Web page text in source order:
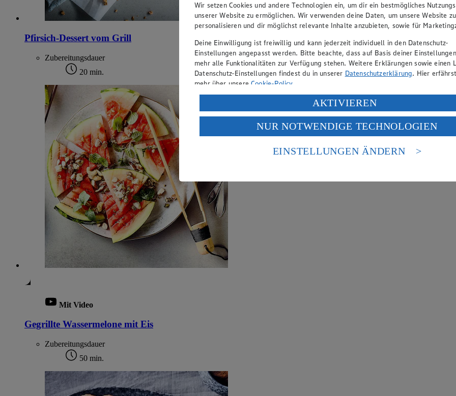
Pfirsich-Dessert vom Grill
Zubereitungsdauer
20 min.
Mit Video
Gegrillte Wassermelone mit Eis
Zubereitungsdauer
50 min.
Wir setzen Cookies und andere Technologien ein, um dir ein bestmögliches
unserer Website zu ermöglichen. Wir verwenden deine Daten, um unsere Website zu
personalisieren und dir möglichst relevante Inhalte anzubieten, sowie für
Deine Einwilligung ist freiwillig und kann jederzeit individuell in den Datenschutz-
Einstellungen angepasst werden. Bitte beachte, dass auf Basis deiner
mehr alle Funktionalitäten zur Verfügung stehen. Weitere Erklärungen sowie einen
Datenschutz-Einstellungen findest du in unserer Datenschutzerklärung. Hier
mehr über unsereCookie-Policy.
Verarbeitung deiner personenbezogenen Daten in den USA durch Facebook und
Wenn du auf „Aktivieren“ klickst, willigst du im Sinne des Art. 49 Abs. 1 Satz 1 lit.
ein, dass deine Daten in den USA verarbeitet werden. Der EuGH sieht die USA als
einem nach europäischen Standards nicht angemessenen Datenschutzniveau an. Es
Risiko eines Zugriffs durch US-amerikanische Behörden.
AKTIVIEREN
NUR NOTWENDIGE TECHNOLOGIEN
EINSTELLUNGEN ÄNDERN